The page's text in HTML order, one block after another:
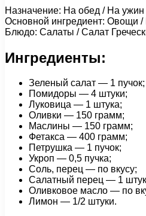
Назначение: На обед / На ужин
Основной ингредиент: Овощи
Блюдо: Салаты / Салат
Ингредиенты:
Зеленый салат — 1 пучок;
Помидоры — 4 штуки;
Луковица — 1 штука;
Оливки — 150 грамм;
Маслины — 150 грамм;
Фетакса — 400 грамм;
Петрушка — 1 пучок;
Укроп — 0,5 пучка;
Соль, перец — по вкусу;
Салатный перец — 1
Оливковое масло — по
Лимон — 1/2 штуки.